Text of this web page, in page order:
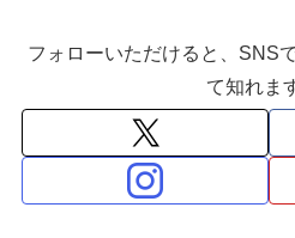
フォローいただけると、SNS
て知れま